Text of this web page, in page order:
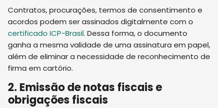
Contratos, procurações, termos de consentimento e
acordos podem ser assinados digitalmente com o
certificado ICP-Brasil. Dessa forma, o documento
ganha a mesma validade de uma assinatura em papel,
além de eliminar a necessidade de reconhecimento de
firma em cartório.
2. Emissão de notas fiscais e
obrigações fiscais